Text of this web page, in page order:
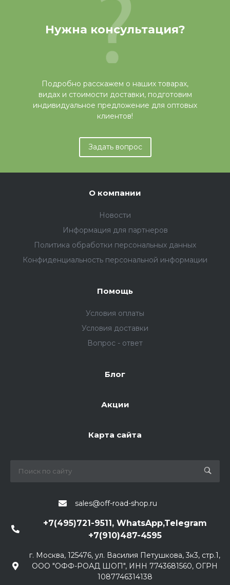
Нужна консультация?
Подробно расскажем о наших товарах,
видах и стоимости доставки, подготовим
индивидуальное предложение для оптовых
клиентов!
Задать вопрос
О компании
Новости
Информация для партнеров
Политика обработки персональных данных
Конфиденциальность персональной информации
Помощь
Условия оплаты
Условия доставки
Вопрос - ответ
Блог
Акции
Карта сайта
sales@off-road-shop.ru
+7(495)721-9511, WhatsApp,Telegram
+7(910)487-4595
г. Москва, 125476, ул. Василия Петушкова, 3к3, стр.1,
ООО "ОФФ-РОАД ШОП", ИНН 7743681560, ОГРН
1087746314138